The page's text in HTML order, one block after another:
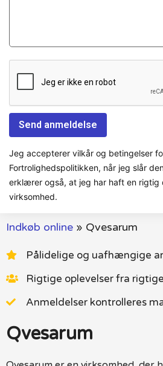
Jeg accepterer vilkår og betingelser
Fortrolighedspolitikken, når jeg slår
erklærer også, at jeg har haft en rigtig
virksomhed.
Indkøb online » Qvesarum
Pålidelige og uafhængige
Rigtige oplevelser fra
Anmeldelser kontrolleres
Qvesarum